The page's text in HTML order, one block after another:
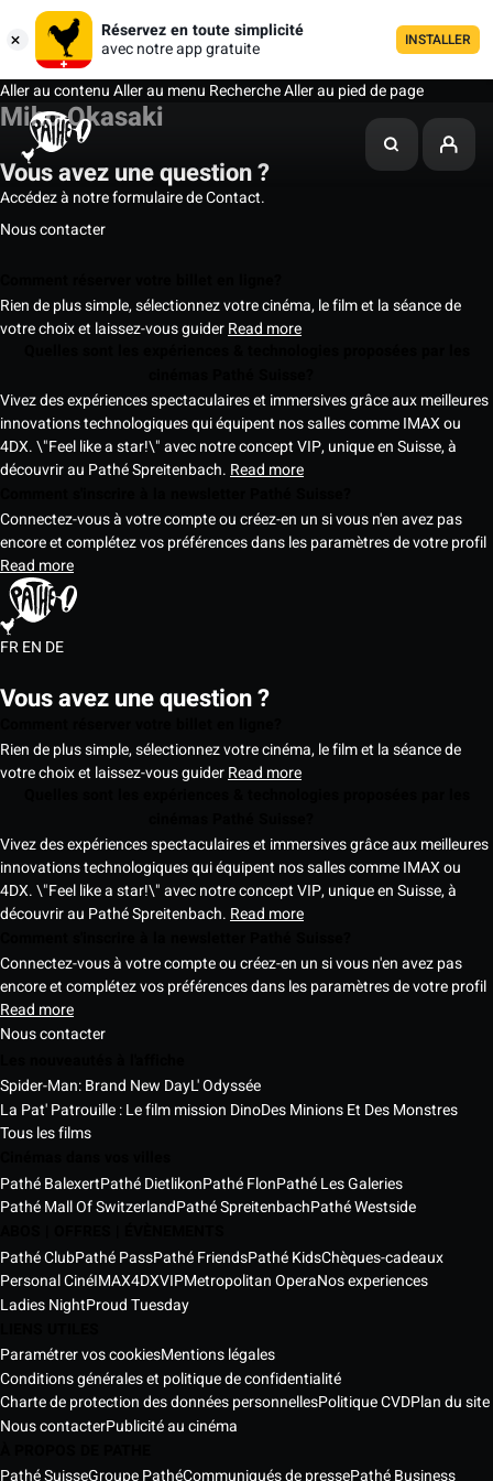
Réservez en toute simplicité
avec notre app gratuite
INSTALLER
Aller au contenuAller au menu RechercheAller au pied de page
Miho Okasaki
Vous avez une question ?
Accédez à notre formulaire de Contact.
Nous contacter
Rien de plus simple, sélectionnez votre cinéma, le film et la séance de
votre choix et laissez-vous guiderRead more
Vivez des expériences spectaculaires et immersives grâce aux meilleures
innovations technologiques qui équipent nos salles comme IMAX ou
4DX. \"Feel like a star!\" avec notre concept VIP, unique en Suisse, à
découvrir au Pathé Spreitenbach. Read more
Connectez-vous à votre compte ou créez-en un si vous n'en avez pas
encore et complétez vos préférences dans les paramètres de votre profil
Read more
FREN DE
Vous avez une question ?
Rien de plus simple, sélectionnez votre cinéma, le film et la séance de
votre choix et laissez-vous guiderRead more
Vivez des expériences spectaculaires et immersives grâce aux meilleures
innovations technologiques qui équipent nos salles comme IMAX ou
4DX. \"Feel like a star!\" avec notre concept VIP, unique en Suisse, à
découvrir au Pathé Spreitenbach. Read more
Connectez-vous à votre compte ou créez-en un si vous n'en avez pas
encore et complétez vos préférences dans les paramètres de votre profil
Read more
Nous contacter
Spider-Man: Brand New DayL' Odyssée
La Pat' Patrouille : Le film mission DinoDes Minions Et Des Monstres
Tous les films
Pathé BalexertPathé DietlikonPathé FlonPathé Les Galeries
Pathé Mall Of SwitzerlandPathé SpreitenbachPathé Westside
Pathé ClubPathé PassPathé FriendsPathé KidsChèques-cadeaux
Personal CinéIMAX4DXVIPMetropolitan OperaNos experiences
Ladies NightProud Tuesday
Paramétrer vos cookiesMentions légales
Conditions générales et politique de confidentialité
Charte de protection des données personnellesPolitique CVDPlan du site
Nous contacterPublicité au cinéma
Pathé SuisseGroupe PathéCommuniqués de pressePathé Business